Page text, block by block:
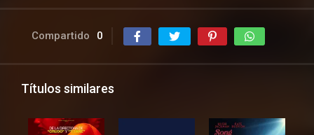
Compartido 0
Títulos similares